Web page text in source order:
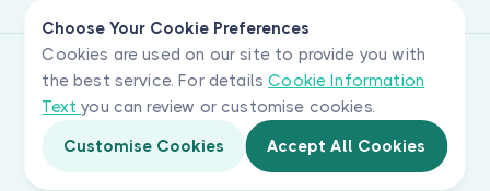
Choose Your Cookie Preferences
Cookies are used on our site to provide you with
the best service. For detailsCookie Information
Textyou can review or customise cookies.
Customise Cookies
Accept All Cookies